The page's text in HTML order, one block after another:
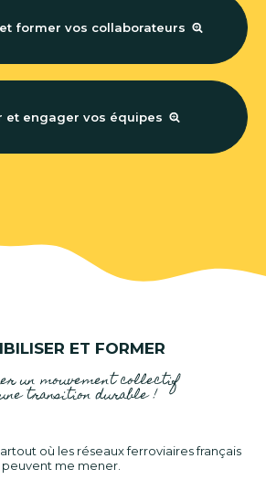
former vos collaborateurs
et engager vos équipes
ET FORMER
un mouvement collectif
transition durable !
où les réseaux ferroviaires français
peuvent me mener.